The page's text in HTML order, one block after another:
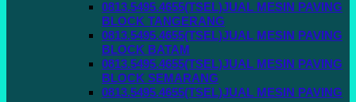
0813.5495.4655(TSEL)JUAL MESIN PAVING
BLOCK TANGERANG
0813.5495.4655(TSEL)JUAL MESIN PAVING
BLOCK BATAM
0813.5495.4655(TSEL)JUAL MESIN PAVING
BLOCK SEMARANG
0813.5495.4655(TSEL)JUAL MESIN PAVING